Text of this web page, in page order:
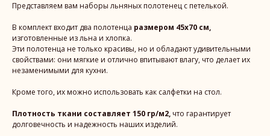
Представляем вам наборы льняных полотенец с петелькой.
В комплект входит два полотенца размером 45х70 см,
изготовленные из льна и хлопка.
Эти полотенца не только красивы, но и обладают удивительными
свойствами: они мягкие и отлично впитывают влагу, что делает их
незаменимыми для кухни.
Кроме того, их можно использовать как салфетки на стол.
Плотность ткани составляет 150 гр/м2, что гарантирует
долговечность и надежность наших изделий.